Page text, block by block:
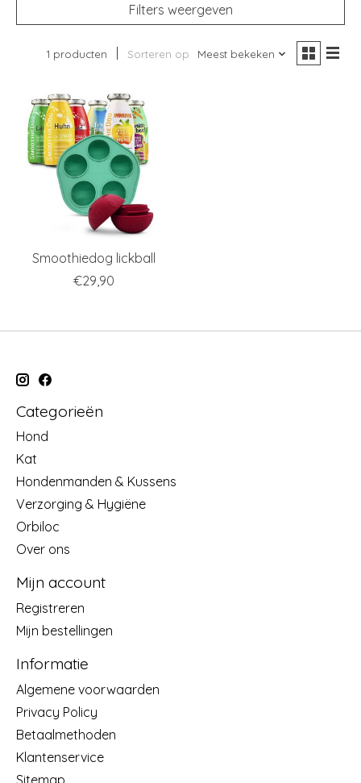
Filters weergeven
1 producten Sorteren op Meest bekeken
Smoothiedog lickball
€29,90
Categorieën
Hond
Kat
Hondenmanden & Kussens
Verzorging & Hygiëne
Orbiloc
Over ons
Mijn account
Registreren
Mijn bestellingen
Informatie
Algemene voorwaarden
Privacy Policy
Betaalmethoden
Klantenservice
Sitemap